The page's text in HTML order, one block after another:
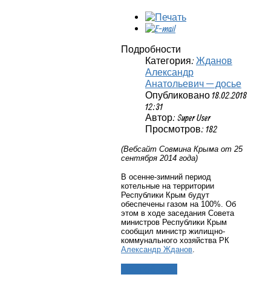
Подробности
Категория: Жданов
Александр
Анатольевич — досье
Опубликовано 18.02.2018
12:31
Автор: Super User
Просмотров: 182
(Вебсайт Совмина Крыма от 25
сентября 2014 года)
В осенне-зимний период
котельные на территории
Республики Крым будут
обеспечены газом на 100%. Об
этом в ходе заседания Совета
министров Республики Крым
сообщил министр жилищно-
коммунального хозяйства РК
Александр Жданов